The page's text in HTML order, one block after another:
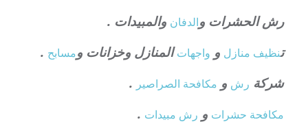
رش الحشرات والدفان والمبيدات .
تنظيف منازل و واجهاتالمنازل وخزانات ومسابح .
شركة رش و مكافحة الصراصير .
مكافحة حشرات و رش مبيدات .